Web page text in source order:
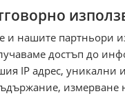
в този участък.
и нашите партньори
достъп до
IP адрес, уникални
измерване